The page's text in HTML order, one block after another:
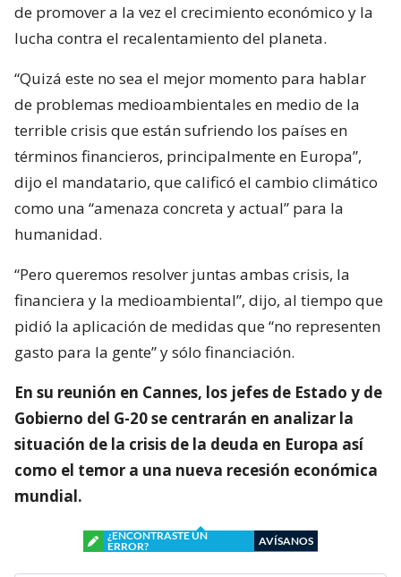
de promover a la vez el crecimiento económico y la
lucha contra el recalentamiento del planeta.
“Quizá este no sea el mejor momento para hablar
de problemas medioambientales en medio de la
terrible crisis que están sufriendo los países en
términos financieros, principalmente en Europa”,
dijo el mandatario, que calificó el cambio climático
como una “amenaza concreta y actual” para la
humanidad.
“Pero queremos resolver juntas ambas crisis, la
financiera y la medioambiental”, dijo, al tiempo que
pidió la aplicación de medidas que “no representen
gasto para la gente” y sólo financiación.
En su reunión en Cannes, los jefes de Estado y de
Gobierno del G-20 se centrarán en analizar la
situación de la crisis de la deuda en Europa así
como el temor a una nueva recesión económica
mundial.
¿ENCONTRASTE UN
ERROR?
AVÍSANOS